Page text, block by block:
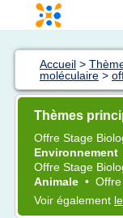
Accueil >
moléculaire >
Thèmes
Offre Stage
Environnement
Offre Stage
Animale •
Voir également